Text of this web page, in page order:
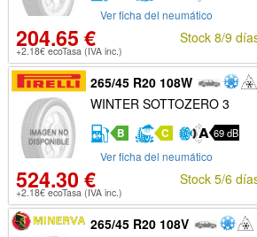
Ver ficha del neumático
204.65 €
+2.18€ ecoTasa (IVA inc.)
Stock 8/9
265/45 R20 108W
WINTER SOTTOZERO 3
B C 69 dB
Ver ficha del neumático
524.30 €
+2.18€ ecoTasa (IVA inc.)
Stock 5/6
265/45 R20 108V